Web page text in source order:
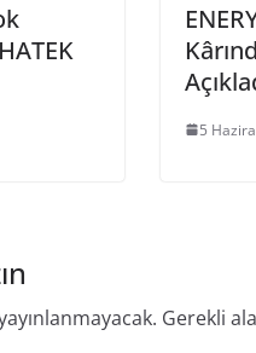
5
Gerekli